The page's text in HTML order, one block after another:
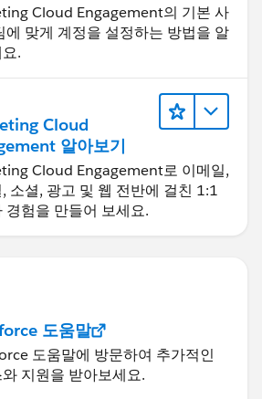
Cloud Engagement의 기본 사
에 맞게 계정을 설정하는 방법을 알
.
Cloud
알아보기
Cloud Engagement로 이메일,
소셜, 광고 및 웹 전반에 걸친 1:1
경험을 만들어 보세요.
도움말
도움말에 방문하여 추가적인
지원을 받아보세요.